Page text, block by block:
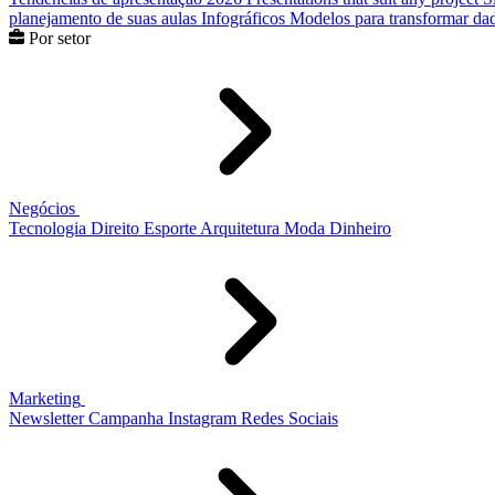
planejamento de suas aulas Infográficos Modelos para transformar
Por setor
Negócios
Tecnologia Direito Esporte Arquitetura Moda Dinheiro
Marketing
Newsletter Campanha Instagram Redes Sociais